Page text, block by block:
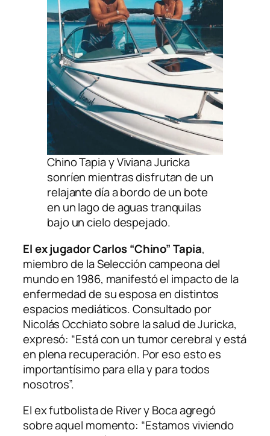
Chino Tapia y Viviana Juricka
sonríen mientras disfrutan de un
relajante día a bordo de un bote
en un lago de aguas tranquilas
bajo un cielo despejado.
El ex jugador Carlos “Chino” Tapia,
miembro de la Selección campeona del
mundo en 1986, manifestó el impacto de la
enfermedad de su esposa en distintos
espacios mediáticos. Consultado por
Nicolás Occhiato sobre la salud de Juricka,
expresó: “Está con un tumor cerebral y está
en plena recuperación. Por eso esto es
importantísimo para ella y para todos
nosotros”.
El ex futbolista de River y Boca agregó
sobre aquel momento: “Estamos viviendo